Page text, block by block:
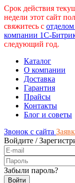
Срок действия
недели этот сайт
свяжитесь с
компании 1С-
следующий год.
Каталог
О компании
Доставка
Гарантия
Прайсы
Контакты
Блог и советы
Звонок с сайта
Войдите /
Забыли пароль?